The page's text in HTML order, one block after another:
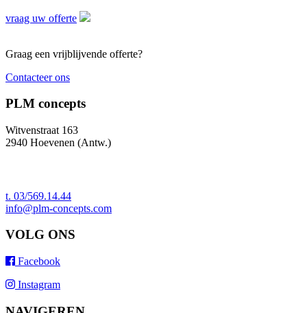
vraag uw offerte
Graag een vrijblijvende offerte?
Contacteer ons
PLM concepts
Witvenstraat 163
2940 Hoevenen (Antw.)
t. 03/569.14.44
info@plm-concepts.com
VOLG ONS
Facebook
Instagram